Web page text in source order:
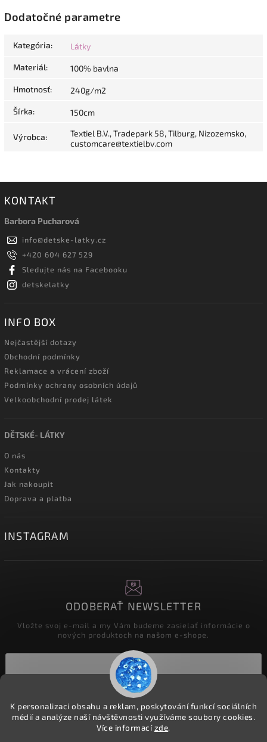
K personalizaci obsahu a reklam, poskytování funkcí sociálních
médií a analýze naší návštěvnosti využíváme soubory cookies.
Více informacízde.
Dodatočné parametre
Kategória: Látky
Materiál: 100% bavlna
Hmotnosť: 240g/m2
Šírka: 150cm
Výrobca:
Textiel B.V., Tradepark 58, Tilburg, Nizozemsko,
customcare@textielbv.com
KONTAKT
Barbora Pucharová
info@detske-latky.cz
+420 604 627 529
Sledujte nás na Facebooku
detskelatky
INFO BOX
Nejčastější dotazy
Obchodní podmínky
Reklamace a vrácení zboží
Podmínky ochrany osobních údajů
Velkoobchodní prodej látek
DĚTSKÉ- LÁTKY
O nás
Kontakty
Jak nakoupit
Doprava a platba
INSTAGRAM
ODOBERAŤ NEWSLETTER
Vložte svoj e-mail a my Vám budeme zasielať informácie o
nových produktoch na našom e-shope.
Prihlásiť sa